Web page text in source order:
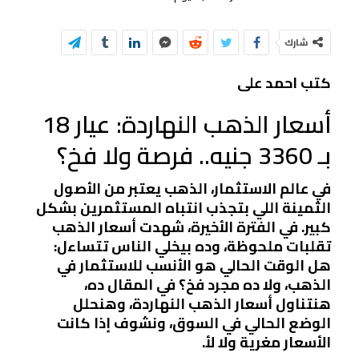
شارك
كتب احمد على
أسعار الذهب النهاردة: عيار 18
بـ 3360 جنيه.. فرصة ولا فخ؟
في عالم الاستثمار، الذهب يعتبر من الأصول
الثمينة اللي بتجذب انتباه المستثمرين بشكل
كبير. في الفترة الأخيرة، شهدت أسعار الذهب
تقلبات ملحوظة، وده بيخلي الناس تتساءل:
هل الوقت الحالي هو الأنسب للاستثمار في
الذهب، ولا ده مجرد فخ؟ في المقال ده،
هنتناول أسعار الذهب النهاردة، وهنحلل
الوضع الحالي في السوق، ونشوف إذا كانت
الأسعار مغرية ولا لأ.